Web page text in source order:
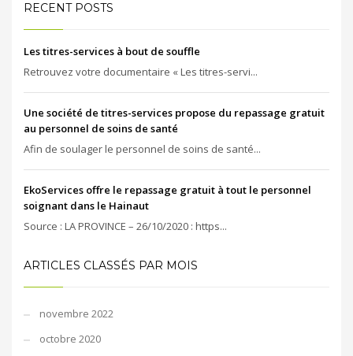
RECENT POSTS
Les titres-services à bout de souffle
Retrouvez votre documentaire « Les titres-servi...
Une société de titres-services propose du repassage gratuit
au personnel de soins de santé
Afin de soulager le personnel de soins de santé...
EkoServices offre le repassage gratuit à tout le personnel
soignant dans le Hainaut
Source : LA PROVINCE – 26/10/2020 : https...
ARTICLES CLASSÉS PAR MOIS
novembre 2022
octobre 2020